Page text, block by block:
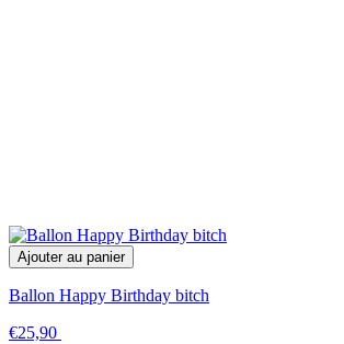
Ajouter au panier
Ballon Happy Birthday bitch
€25,90